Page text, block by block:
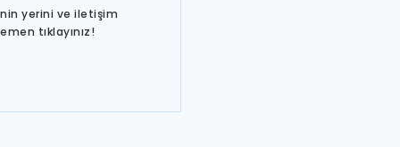
yerini ve iletişim
tıklayınız!